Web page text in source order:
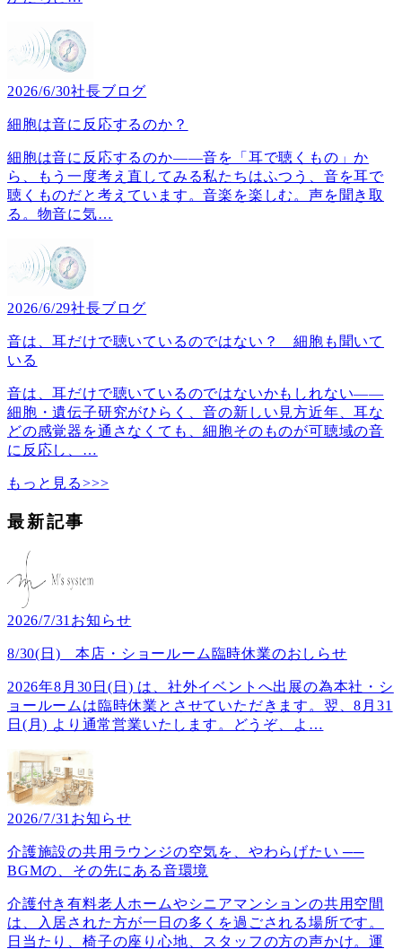
2026/6/30社長ブログ
細胞は音に反応するのか？
細胞は音に反応するのか――音を「耳で聴くもの」か
ら、もう一度考え直してみる私たちはふつう、音を耳で
聴くものだと考えています。音楽を楽しむ。声を聞き取
る。物音に気…
2026/6/29社長ブログ
音は、耳だけで聴いているのではない？ 細胞も聞いて
いる
音は、耳だけで聴いているのではないかもしれない――
細胞・遺伝子研究がひらく、音の新しい見方近年、耳な
どの感覚器を通さなくても、細胞そのものが可聴域の音
に反応し、 …
もっと見る>>>
最新記事
2026/7/31 お知らせ
8/30(日) 本店・ショールーム臨時休業のおしらせ
2026年8月30日(日) は、社外イベントへ出展の為本社・シ
ョールームは臨時休業とさせていただきます。翌、8月31
日(月) より通常営業いたします。どうぞ、よ …
2026/7/31 お知らせ
介護施設の共用ラウンジの空気を、やわらげたい ──
BGMの、その先にある音環境
介護付き有料老人ホームやシニアマンションの共用空間
は、入居された方が一日の多くを過ごされる場所です。
日当たり、椅子の座り心地、スタッフの方の声かけ。運